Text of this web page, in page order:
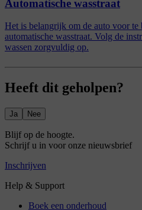
Automatische wasstraat
Het is belangrijk om de auto voor te
automatische wasstraat. Volg de
wassen zorgvuldig op.
Heeft dit geholpen?
Ja Nee